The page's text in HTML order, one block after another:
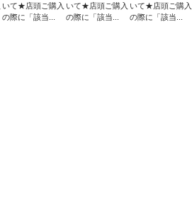
いて★店頭ご購入
の際に「該当...
いて★店頭ご購入
の際に「該当...
いて★店頭ご購入
の際に「該当...